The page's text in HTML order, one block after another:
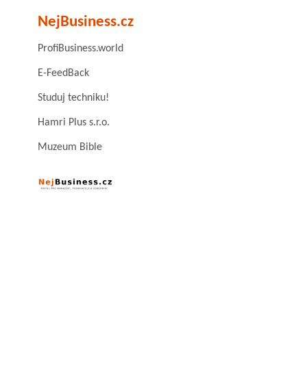
NejBusiness.cz
ProfiBusiness.world
E-FeedBack
Studuj techniku!
Hamri Plus s.r.o.
Muzeum Bible